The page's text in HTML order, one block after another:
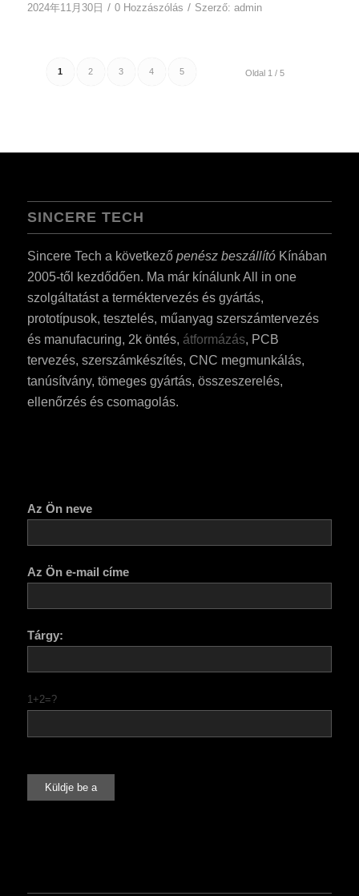
2024年11月30日 / 0 Hozzászólás / Szerző: admin
Oldal 1 / 5
1 2 3 4 5
SINCERE TECH
Sincere Tech a következő penész beszállítóKínában
2005-től kezdődően. Ma már kínálunk All in one
szolgáltatást a terméktervezés és gyártás,
prototípusok, tesztelés, műanyag szerszámtervezés
és manufacuring, 2k öntés, átformázás, PCB
tervezés, szerszámkészítés, CNC megmunkálás,
tanúsítvány, tömeges gyártás, összeszerelés,
ellenőrzés és csomagolás.
Az Ön neve
Az Ön e-mail címe
Tárgy:
1+2=?